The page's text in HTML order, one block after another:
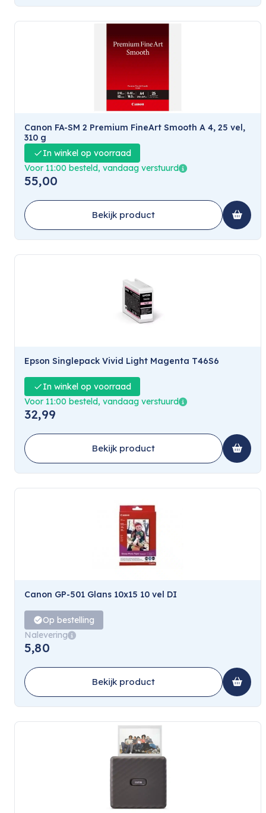
Canon FA-SM 2 Premium FineArt Smooth A 4, 25 vel,
310 g
In winkel op voorraad
Voor 11:00 besteld, vandaag verstuurd
55,00
Bekijk product
Epson Singlepack Vivid Light Magenta T46S6
In winkel op voorraad
Voor 11:00 besteld, vandaag verstuurd
32,99
Bekijk product
Canon GP-501 Glans 10x15 10 vel DI
Op bestelling
Nalevering
5,80
Bekijk product